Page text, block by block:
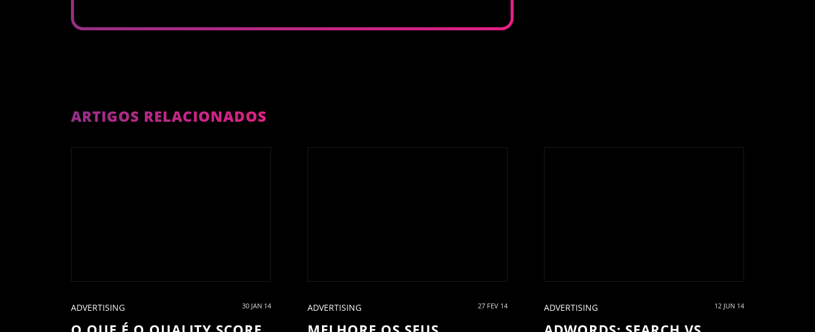
ARTIGOS RELACIONADOS
ADVERTISING 30 JAN 14 ADVERTISING 27 FEV 14 ADVERTISING 12 JUN 14